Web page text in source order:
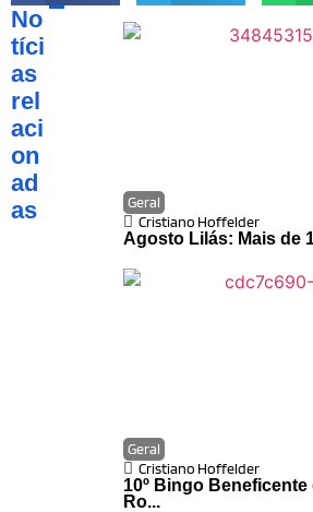
No
tíci
as
rel
aci
on
ad
as
Geral
Cristiano Hoffelder
Agosto Lilás: Mais de
Geral
Cristiano Hoffelder
10º Bingo
Ro...